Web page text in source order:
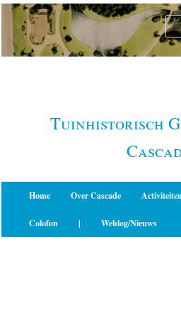
Spring
naar
primaire
Tuinhistorisch
Home Over Cascade
Colofon | Weblog/Nieuws